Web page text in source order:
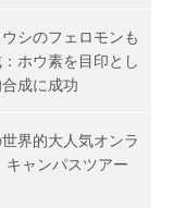
シのフェロモンも
ホウ素を目印とし
成に成功
界的大人気オンラ
キャンパスツアー